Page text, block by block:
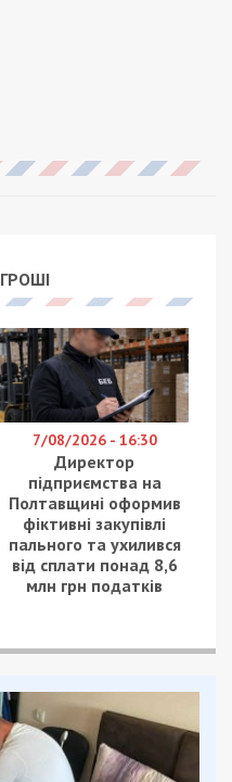
ГРОШІ
7/08/2026 - 16:30
Директор
підприємства на
Полтавщині оформив
фіктивні закупівлі
пального та ухилився
від сплати понад 8,6
млн грн податків